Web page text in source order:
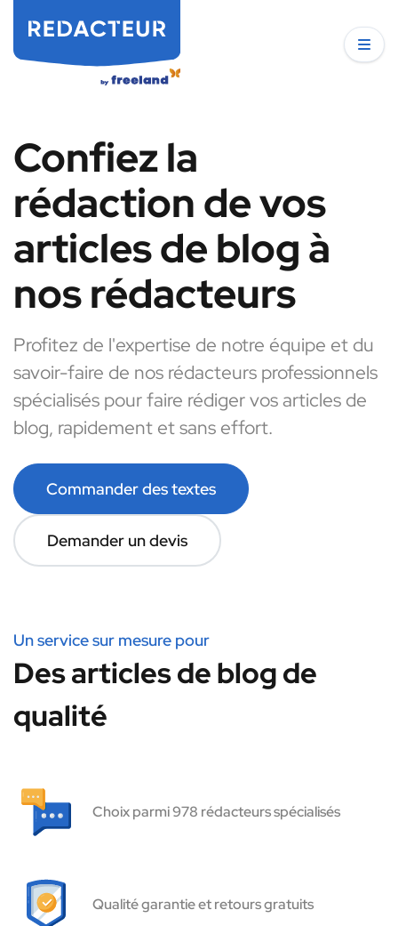
Confiez la
rédaction de vos
articles de blog à
nos rédacteurs
Profitez de l'expertise de notre équipe et du
savoir-faire de nos rédacteurs professionnels
spécialisés pour faire rédiger vos articles de
blog, rapidement et sans effort.
Commander des textes
Demander un devis
Un service sur mesure pour
Des articles de blog de
qualité
Choix parmi 978 rédacteurs spécialisés
Qualité garantie et retours gratuits